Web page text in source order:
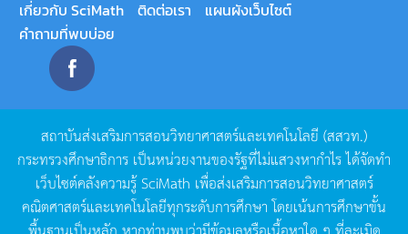
เกี่ยวกับ SciMath ติดต่อเรา
แผนผังเว็บไซต์
คำถามที่พบบ่อย
สถาบันส่งเสริมการสอนวิทยาศาสตร์และเทคโนโลยี (สสวท.)
กระทรวงศึกษาธิการ เป็นหน่วยงานของรัฐที่ไม่แสวงหากำไรได้จัดทำ
เว็บไซต์คลังความรู้SciMath เพื่อส่งเสริมการสอนวิทยาศาสตร์
คณิตศาสตร์และเทคโนโลยีทุกระดับการศึกษา โดยเน้นการศึกษาขั้น